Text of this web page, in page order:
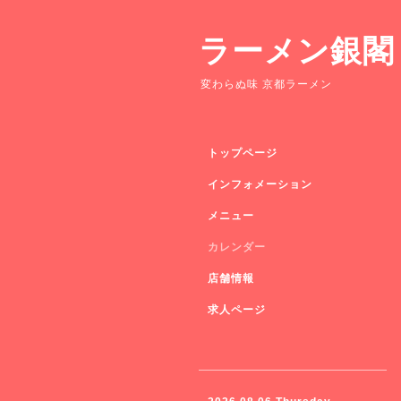
ラーメン銀閣
変わらぬ味 京都ラーメン
トップページ
インフォメーション
メニュー
カレンダー
店舗情報
求人ページ